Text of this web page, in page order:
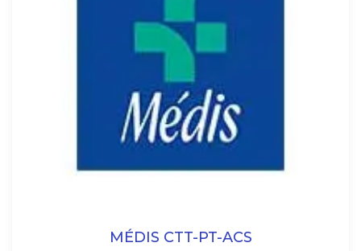
MÉDIS CTT-PT-ACS